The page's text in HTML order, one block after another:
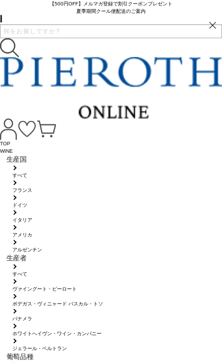
【500円OFF】メルマガ登録で割引クーポンプレゼント
夏季期間クール便配送のご案内
TOP
WINE
生産国
すべて
フランス
ドイツ
イタリア
アメリカ
アルゼンチン
生産者
すべて
ヴァイングート・ピーロート
ボデガス・ヴィニャード パスカル・トソ
パナメラ
ホワイトへイヴン・ワイン・カンパニー
ジェラール・ベルトラン
葡萄品種